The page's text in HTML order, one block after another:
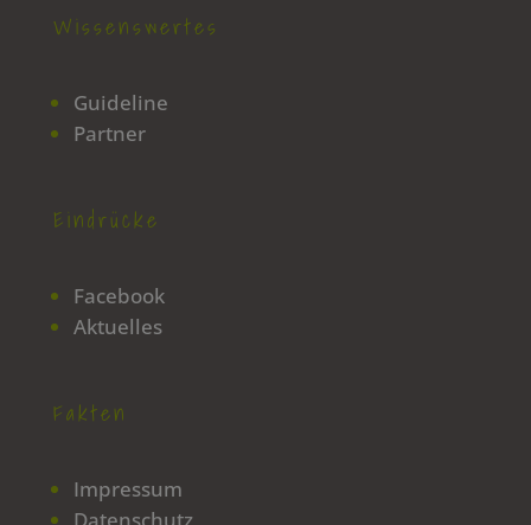
Wissenswertes
Guideline
Partner
Eindrücke
Facebook
Aktuelles
Fakten
Impressum